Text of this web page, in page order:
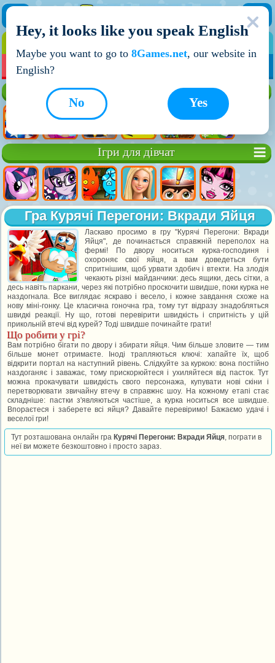
НОВІ ІГРИ
Ігри для дівчат
Гра Курячі Перегони: Вкради Яйця
Ласкаво просимо в гру "Курячі Перегони: Вкради
Яйця", де починається справжній переполох на
фермі! По двору носиться курка-господиня і
охороняє свої яйця, а вам доведеться бути
спритнішим, щоб урвати здобич і втекти. На злодія
чекають різні майданчики: десь ящики, десь сітки, а
десь навіть паркани, через які потрібно проскочити швидше, поки курка не
наздогнала. Все виглядає яскраво і весело, і кожне завдання схоже на
нову міні-гонку. Це класична гоночна гра, тому тут відразу знадобляться
швидкі реакції. Ну що, готові перевірити швидкість і спритність у цій
прикольній втечі від курей? Тоді швидше починайте грати!
Що робити у грі?
Вам потрібно бігати по двору і збирати яйця. Чим більше зловите — тим
більше монет отримаєте. Іноді трапляються ключі: хапайте їх, щоб
відкрити портал на наступний рівень. Слідкуйте за куркою: вона постійно
наздоганяє і заважає, тому прискорюйтеся і ухиляйтеся від пасток. Тут
можна прокачувати швидкість свого персонажа, купувати нові скіни і
перетворювати звичайну втечу в справжнє шоу. На кожному етапі стає
складніше: пастки з'являються частіше, а курка носиться все швидше.
Впораєтеся і заберете всі яйця? Давайте перевіримо! Бажаємо удачі і
веселої гри!
Тут розташована онлайн гра Курячі Перегони: Вкради Яйця, пограти в
неї ви можете безкоштовно і просто зараз.
Hey, it looks like you speak English
Maybe you want to go to 8Games.net, our website in
English?
Yes
No